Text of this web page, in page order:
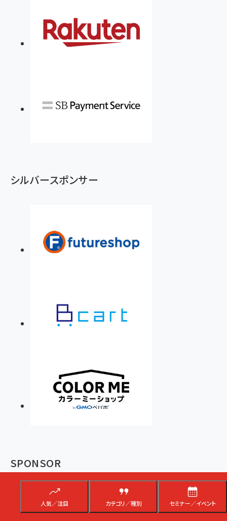
人気／注目 カテゴリ／種別 セミナー／イベント
シルバースポンサー
SPONSOR